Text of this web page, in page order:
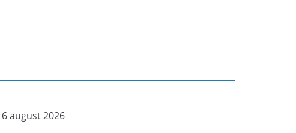
6 august 2026